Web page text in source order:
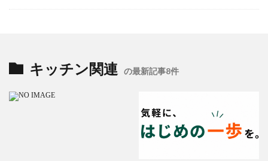
キッチン関連 の最新記事8件